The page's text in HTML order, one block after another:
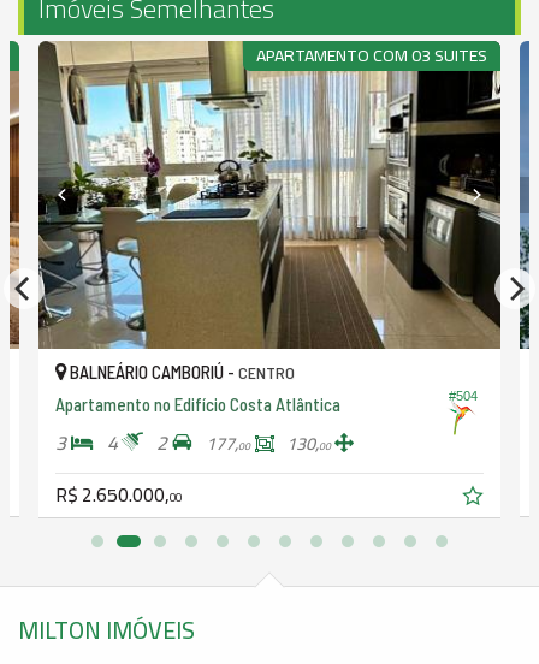
APARTAMENTO COM 03 SUITES
#504
BALNEÁRIO CAMBORIÚ - CENTRO
Apartamento no Edifício Costa Atlântica
3 4 2 177,00 130,00
R$ 2.650.000,00
MILTON IMÓVEIS